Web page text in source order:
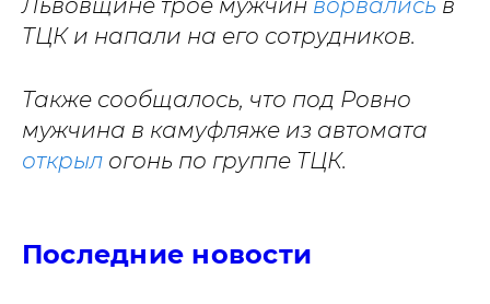
Львовщине трое мужчин ворвались в
ТЦК и напали на его сотрудников.
Также сообщалось, что под Ровно
мужчина в камуфляже из автомата
открыл огонь по группе ТЦК.
Последние новости